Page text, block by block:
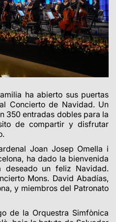
ha abierto sus puertas
Concierto de Navidad. Un
350 entradas dobles para la
de compartir y disfrutar
Joan Josep Omella i
ha dado la bienvenida
un feliz Navidad.
Mons. David Abadías,
y miembros del Patronato
de la Orquestra Simfònica